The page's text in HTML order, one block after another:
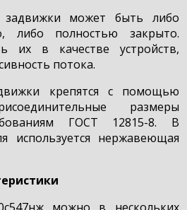
задвижки может быть либо
либо полностью закрыто.
их в качестве устройств,
потока.
крепятся с помощью
размеры
ГОСТ 12815-8. В
используется нержавеющая